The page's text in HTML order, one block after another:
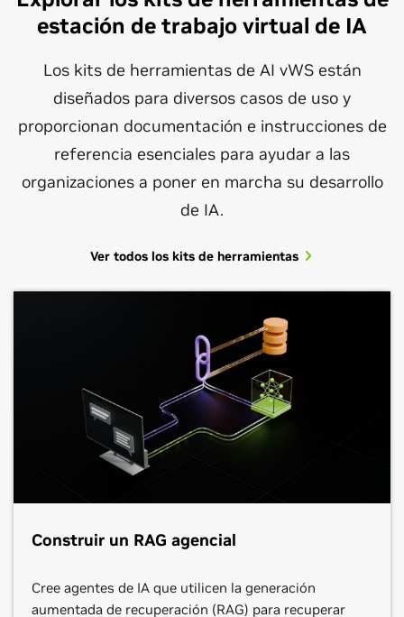
estación de trabajo virtual de IA
Los kits de herramientas de AI vWS están
diseñados para diversos casos de uso y
proporcionan documentación e instrucciones de
referencia esenciales para ayudar a las
organizaciones a poner en marcha su desarrollo
de IA.
Ver todos los kits de herramientas
Construir un RAG agencial
Cree agentes de IA que utilicen la generación
aumentada de recuperación (RAG) para recuperar